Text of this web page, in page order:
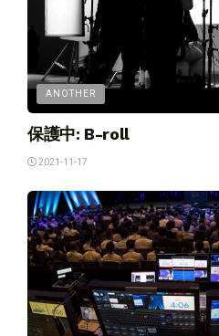
ANOTHER
保護中: B-roll
2021-11-17